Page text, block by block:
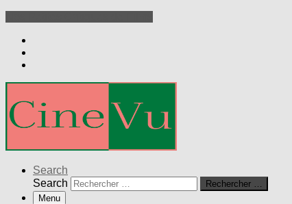
Search
Search
Rechercher …
Menu